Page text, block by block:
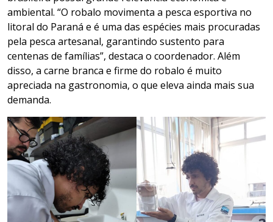
ambiental. “O robalo movimenta a pesca esportiva no
litoral do Paraná e é uma das espécies mais procuradas
pela pesca artesanal, garantindo sustento para
centenas de famílias”, destaca o coordenador. Além
disso, a carne branca e firme do robalo é muito
apreciada na gastronomia, o que eleva ainda mais sua
demanda.